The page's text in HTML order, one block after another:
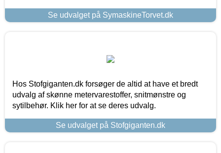
Se udvalget på SymaskineTorvet.dk
Hos Stofgiganten.dk forsøger de altid at have et bredt
udvalg af skønne metervarestoffer, snitmønstre og
sytilbehør. Klik her for at se deres udvalg.
Se udvalget på Stofgiganten.dk